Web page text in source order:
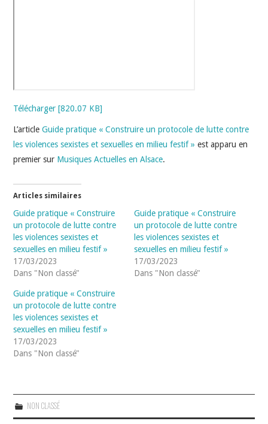
Télécharger [820.07 KB]
L’articleGuide pratique « Construire un protocole de lutte contre
les violences sexistes et sexuelles en milieu festif » est apparu en
premier sur Musiques Actuelles en Alsace.
Articles similaires
Guide pratique « Construire
un protocole de lutte contre
les violences sexistes et
sexuelles en milieu festif »
17/03/2023
Dans "Non classé"
Guide pratique « Construire
un protocole de lutte contre
les violences sexistes et
sexuelles en milieu festif »
17/03/2023
Dans "Non classé"
Guide pratique « Construire
un protocole de lutte contre
les violences sexistes et
sexuelles en milieu festif »
17/03/2023
Dans "Non classé"
NON CLASSÉ